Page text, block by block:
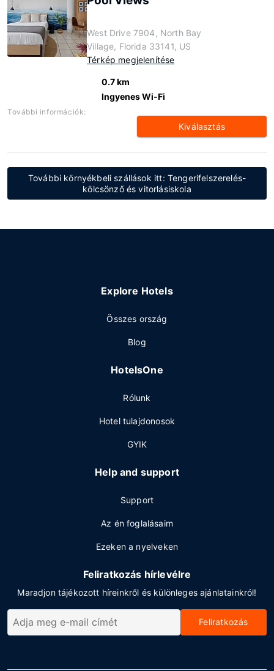
West Drive 7904, North Bay
Village, Florida 33141, US
Térkép megjelenítése
0.7 km
Ingyenes Wi-Fi
További információk:
Kiválasztás
További környékbeli szállások itt: Tengerifelszerelés-
kölcsönző és vitorlásiskola
Explore Hotels
Összes ország
Blog
HotelsOne
Rólunk
Hotel tulajdonosok
GYIK
Help and support
Support
Az én foglalásaim
Ezeken a nyelveken
Feliratkozás hírlevélre
Maradjon tájékozott híreinkről és különleges ajánlatainkról!
Feliratkozás